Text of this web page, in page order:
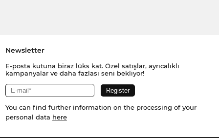
Newsletter
E-posta kutuna biraz lüks kat. Özel satışlar, ayrıcalıklı
kampanyalar ve daha fazlası seni bekliyor!
You can find further information on the processing of your
personal data here